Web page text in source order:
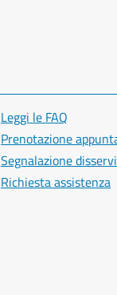
Leggi le FAQ
Prenotazione
Segnalazione
Richiesta assistenza